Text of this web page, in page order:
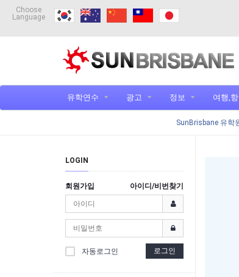
Choose
Language
유학연수 광고 정보 여행,
SunBrisbane 유학
LOGIN
회원가입 아이디/비번찾기
자동로그인 로그인